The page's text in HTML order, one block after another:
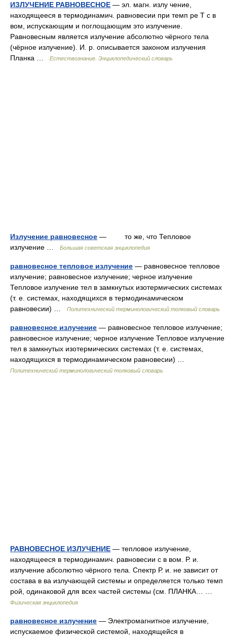
ИЗЛУЧЕНИЕ РАВНОВЕСНОЕ — эл. магн. излу чение,
находящееся в термодинамич. равновесии при темп ре Т с в
вом, испускающим и поглощающим это излучение.
Равновесным является излучение абсолютно чёрного тела
(чёрное излучение). И. р. описывается законом излучения
Планка …
Естествознание. Энциклопедический словарь
Излучение равновесное — то же, что Тепловое
излучение …
Большая советская энциклопедия
равновесное тепловое излучение — равновесное тепловое
излучение; равновесное излучение; черное излучение
Тепловое излучение тел в замкнутых изотермических системах
(т. е. системах, находящихся в термодинамическом
равновесии) …
Политехнический терминологический толковый словарь
равновесное излучение — равновесное тепловое излучение;
равновесное излучение; черное излучение Тепловое излучение
тел в замкнутых изотермических системах (т. е. системах,
находящихся в термодинамическом равновесии) …
Политехнический терминологический толковый словарь
РАВНОВЕСНОЕ ИЗЛУЧЕНИЕ — тепловое излучение,
находящееся в термодинамич. равновесии с в вом. Р. и.
излучение абсолютно чёрного тела. Спектр Р. и. не зависит от
состава в ва излучающей системы и определяется только темп
рой, одинаковой для всех частей системы (см. ПЛАНКА… …
Физическая энциклопедия
равновесное излучение — Электромагнитное излучение,
испускаемое физической системой, находящейся в